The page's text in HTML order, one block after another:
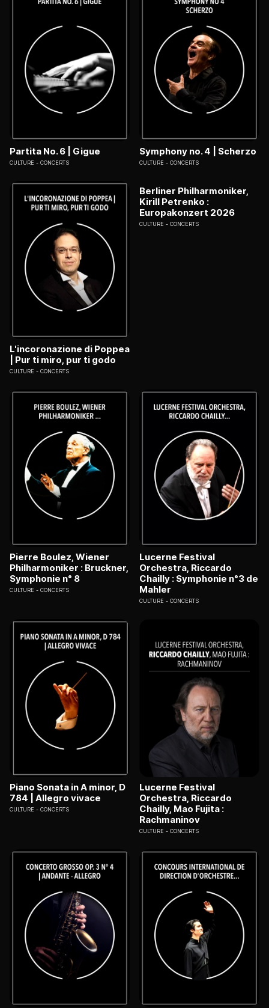
Partita No. 6 | Gigue
CULTURE CONCERTS
Symphony no. 4 | Scherzo
CULTURE CONCERTS
L'incoronazione di Poppea
| Pur ti miro, pur ti godo
CULTURE CONCERTS
Berliner Philharmoniker,
Kirill Petrenko :
Europakonzert 2026
CULTURE CONCERTS
Pierre Boulez, Wiener
Philharmoniker : Bruckner,
Symphonie n° 8
CULTURE CONCERTS
Lucerne Festival
Orchestra, Riccardo
Chailly : Symphonie n°3 de
Mahler
CULTURE CONCERTS
Piano Sonata in A minor, D
784 | Allegro vivace
CULTURE CONCERTS
Lucerne Festival
Orchestra, Riccardo
Chailly, Mao Fujita :
Rachmaninov
CULTURE CONCERTS